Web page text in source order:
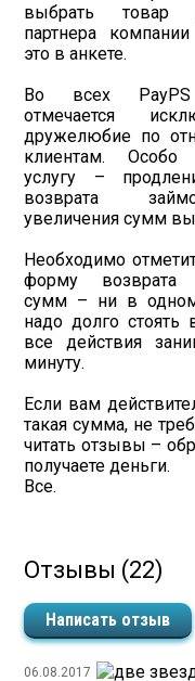
выбрать товар
партнера
это в анкете.
Во всех PayPS
отмечается
дружелюбие по
клиентам. Особо
услугу –
возврата
увеличения сумм
Необходимо
форму возврата
сумм – ни в
надо долго стоять
все действия
минуту.
Если вам
такая сумма, не
читать отзывы –
получаете деньги.
Все.
Отзывы (22)
Написать отзыв
06.08.2017